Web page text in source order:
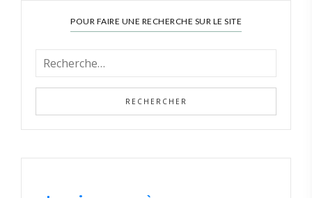
POUR FAIRE UNE RECHERCHE SUR LE SITE